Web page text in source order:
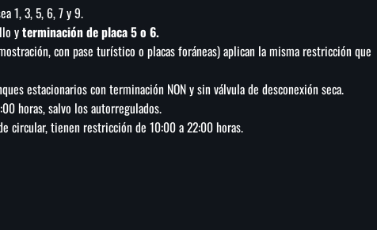
1, 3, 5, 6, 7 y 9.
yterminación de placa 5 o 6.
con pase turístico o placas foráneas) aplican la misma restricción que
estacionarios con terminación NON y sin válvula de desconexión seca.
horas, salvo los autorregulados.
circular, tienen restricción de 10:00 a 22:00 horas.